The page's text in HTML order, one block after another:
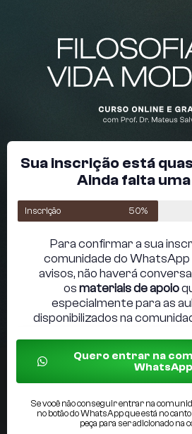
Sua inscrição está
Ainda falta
Inscrição 50%
Para confirmar a sua
comunidade do
avisos, não haverá
osmateriais de apoio
especialmente para as
disponibilizados na
Quero entrar na
WhatsApp
Se você não conseguir entrar na
no botão do WhatsApp que está no
peça para ser adicionado na